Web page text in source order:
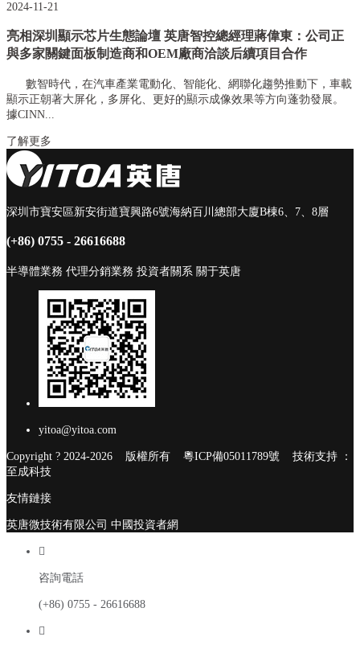
2024-11-21
亮相深圳顯示芯片生態論壇 英唐智控總經理蔣偉東：公司正
與多家關鍵面板制造商和OEM廠商洽談后續項目合作
數智時代，在汽車產業電動化、智能化、網聯化趨勢推動下，車載
顯示正朝著大屏化，多屏化、更好的顯示成像效果等方向蓬勃發展。
據CINN...
了解更多
深圳市寶安區新安街道寶興路6號海納百川總部大廈B棟6、7、8層
(+86) 0755 - 26616688
半導體業務 代理分銷業務 投資者關系 關于英唐
yitoa@yitoa.com
Copyright ? 2024-2026 版權所有 粵ICP備05011789號 技術支持 ：
至成科技
友情鏈接
英唐微技術有限公司 中國投資者網

咨詢電話
(+86) 0755 - 26616688
